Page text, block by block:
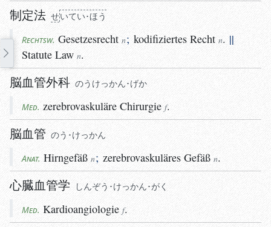
制定法 せいてい･ほう
Rechtsw. Gesetzesrecht n; kodifiziertes Recht n. ||
Statute Law n.
脳血管外科 のうけっかん･げか
Med. zerebrovaskuläre Chirurgie f.
脳血管 のう･けっかん
Anat. Hirngefäß n; zerebrovaskuläres Gefäß n.
心臓血管学 しんぞう･けっかん･がく
Med. Kardioangiologie f.